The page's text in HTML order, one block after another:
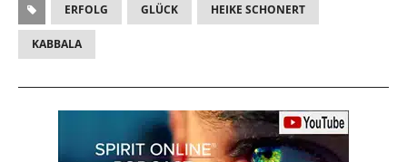
ERFOLG GLÜCK HEIKE SCHONERT
KABBALA